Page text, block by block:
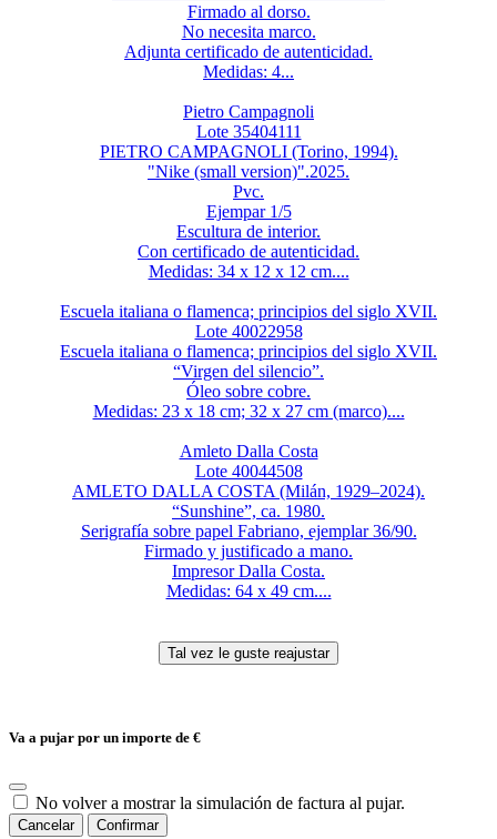
Firmado al dorso.
No necesita marco.
Adjunta certificado de autenticidad.
Medidas: 4...
Pietro Campagnoli
Lote 35404111
PIETRO CAMPAGNOLI (Torino, 1994).
"Nike (small version)".2025.
Pvc.
Ejempar 1/5
Escultura de interior.
Con certificado de autenticidad.
Medidas: 34 x 12 x 12 cm....
Escuela italiana o flamenca; principios del siglo XVII.
Lote 40022958
Escuela italiana o flamenca; principios del siglo XVII.
“Virgen del silencio”.
Óleo sobre cobre.
Medidas: 23 x 18 cm; 32 x 27 cm (marco)....
Amleto Dalla Costa
Lote 40044508
AMLETO DALLA COSTA (Milán, 1929–2024).
“Sunshine”, ca. 1980.
Serigrafía sobre papel Fabriano, ejemplar 36/90.
Firmado y justificado a mano.
Impresor Dalla Costa.
Medidas: 64 x 49 cm....
Va a pujar por un importe de €
No volver a mostrar la simulación de factura al pujar.
Cancelar Confirmar